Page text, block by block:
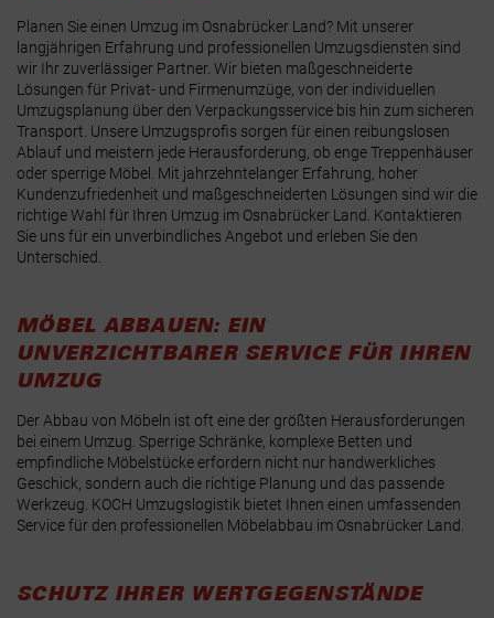
Planen Sie einen Umzug im Osnabrücker Land? Mit unserer
langjährigen Erfahrung und professionellen Umzugsdiensten sind
wir Ihr zuverlässiger Partner. Wir bieten maßgeschneiderte
Lösungen für Privat- und Firmenumzüge, von der individuellen
Umzugsplanung über den Verpackungsservice bis hin zum sicheren
Transport. Unsere Umzugsprofis sorgen für einen reibungslosen
Ablauf und meistern jede Herausforderung, ob enge Treppenhäuser
oder sperrige Möbel. Mit jahrzehntelanger Erfahrung, hoher
Kundenzufriedenheit und maßgeschneiderten Lösungen sind wir die
richtige Wahl für Ihren Umzug im Osnabrücker Land. Kontaktieren
Sie uns für ein unverbindliches Angebot und erleben Sie den
Unterschied.
MÖBEL ABBAUEN: EIN
UNVERZICHTBARER SERVICE FÜR IHREN
UMZUG
Der Abbau von Möbeln ist oft eine der größten Herausforderungen
bei einem Umzug. Sperrige Schränke, komplexe Betten und
empfindliche Möbelstücke erfordern nicht nur handwerkliches
Geschick, sondern auch die richtige Planung und das passende
Werkzeug. KOCH Umzugslogistik bietet Ihnen einen umfassenden
Service für den professionellen Möbelabbau im Osnabrücker Land.
SCHUTZ IHRER WERTGEGENSTÄNDE